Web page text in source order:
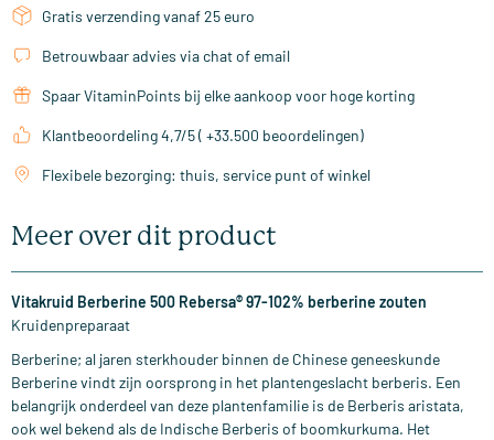
Gratis verzending vanaf 25 euro
Betrouwbaar advies via chat of email
Spaar VitaminPoints bij elke aankoop voor hoge korting
Klantbeoordeling 4,7/5 ( +33.500 beoordelingen)
Flexibele bezorging: thuis, service punt of winkel
Meer over dit product
Vitakruid Berberine 500 Rebersa® 97-102% berberine zouten
Kruidenpreparaat
Berberine; al jaren sterkhouder binnen de Chinese geneeskunde
Berberine vindt zijn oorsprong in het plantengeslacht berberis. Een
belangrijk onderdeel van deze plantenfamilie is de Berberis aristata,
ook wel bekend als de Indische Berberis of boomkurkuma. Het